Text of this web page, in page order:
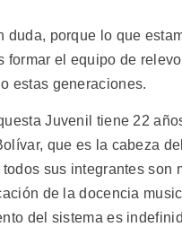
duda, porque lo que
formar el equipo de
estas generaciones.
Juvenil tiene 22
que es la cabeza
sus integrantes son
de la docencia
del sistema es